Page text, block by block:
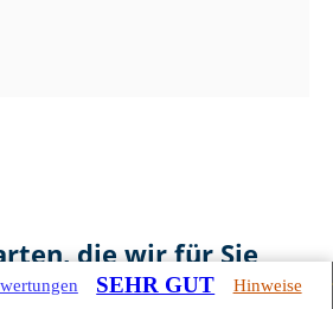
die wir für Sie
bewertenSEHR GUT Hinweise